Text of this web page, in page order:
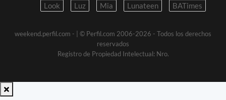
Look
Luz Mia Lunateen BATimes
weekend.perfil.com - | © Perfil.com 2006-2026 - Todos los derechos
reservados
Registro de Propiedad Intelectual: Nro.